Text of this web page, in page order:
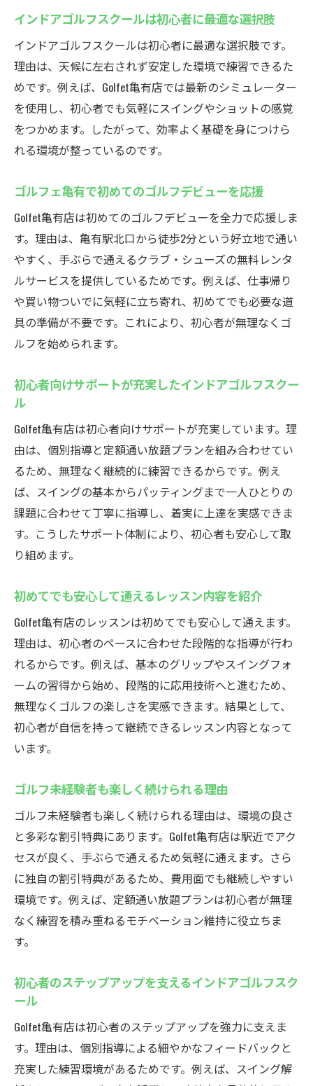
インドアゴルフスクールは初心者に最適な選択肢
インドアゴルフスクールは初心者に最適な選択肢です。
理由は、天候に左右されず安定した環境で練習できるた
めです。例えば、Golfet亀有店では最新のシミュレーター
を使用し、初心者でも気軽にスイングやショットの感覚
をつかめます。したがって、効率よく基礎を身につけら
れる環境が整っているのです。
ゴルフェ亀有で初めてのゴルフデビューを応援
Golfet亀有店は初めてのゴルフデビューを全力で応援しま
す。理由は、亀有駅北口から徒歩2分という好立地で通い
やすく、手ぶらで通えるクラブ・シューズの無料レンタ
ルサービスを提供しているためです。例えば、仕事帰り
や買い物ついでに気軽に立ち寄れ、初めてでも必要な道
具の準備が不要です。これにより、初心者が無理なくゴ
ルフを始められます。
初心者向けサポートが充実したインドアゴルフスクー
ル
Golfet亀有店は初心者向けサポートが充実しています。理
由は、個別指導と定額通い放題プランを組み合わせてい
るため、無理なく継続的に練習できるからです。例え
ば、スイングの基本からパッティングまで一人ひとりの
課題に合わせて丁寧に指導し、着実に上達を実感できま
す。こうしたサポート体制により、初心者も安心して取
り組めます。
初めてでも安心して通えるレッスン内容を紹介
Golfet亀有店のレッスンは初めてでも安心して通えます。
理由は、初心者のペースに合わせた段階的な指導が行わ
れるからです。例えば、基本のグリップやスイングフォ
ームの習得から始め、段階的に応用技術へと進むため、
無理なくゴルフの楽しさを実感できます。結果として、
初心者が自信を持って継続できるレッスン内容となって
います。
ゴルフ未経験者も楽しく続けられる理由
ゴルフ未経験者も楽しく続けられる理由は、環境の良さ
と多彩な割引特典にあります。Golfet亀有店は駅近でアク
セスが良く、手ぶらで通えるため気軽に通えます。さら
に独自の割引特典があるため、費用面でも継続しやすい
環境です。例えば、定額通い放題プランは初心者が無理
なく練習を積み重ねるモチベーション維持に役立ちま
す。
初心者のステップアップを支えるインドアゴルフスク
ール
Golfet亀有店は初心者のステップアップを強力に支えま
す。理由は、個別指導による細やかなフィードバックと
充実した練習環境があるためです。例えば、スイング解